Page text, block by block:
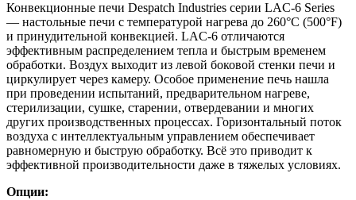
Конвекционные печи Despatch Industries серии LAC-6 Series
— настольные печи с температурой нагрева до 260°C (500°F)
и принудительной конвекцией. LAC-6 отличаются
эффективным распределением тепла и быстрым временем
обработки. Воздух выходит из левой боковой стенки печи и
циркулирует через камеру. Особое применение печь нашла
при проведении испытаний, предварительном нагреве,
стерилизации, сушке, старении, отвердевании и многих
других производственных процессах. Горизонтальный поток
воздуха с интеллектуальным управлением обеспечивает
равномерную и быструю обработку. Всё это приводит к
эффективной производительности даже в тяжелых условиях.
Опции: